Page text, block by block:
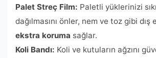
Palet Streç Film: Paletli yüklerinizi
dağılmasını önler, nem ve toz gibi dış
ekstra koruma sağlar.
Koli Bandı: Koli ve kutuların ağzını